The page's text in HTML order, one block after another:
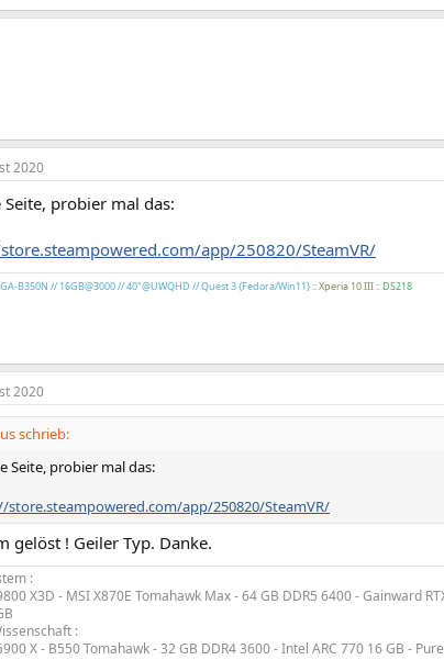
2020
Seite, probier mal das:
app/250820/SteamVR/
B350N // 16GB@3000 // 40"@UWQHD // Quest 3 {Fedora/Win11}::Xperia 10 III::DS218
2020
schrieb:
Seite, probier mal das:
store.steampowered.com/app/250820/SteamVR/
gelöst ! Geiler Typ. Danke.
:
X3D - MSI X870E Tomahawk Max - 64 GB DDR5 6400 - Gainward
:
X - B550 Tomahawk - 32 GB DDR4 3600 - Intel ARC 770 16 GB -